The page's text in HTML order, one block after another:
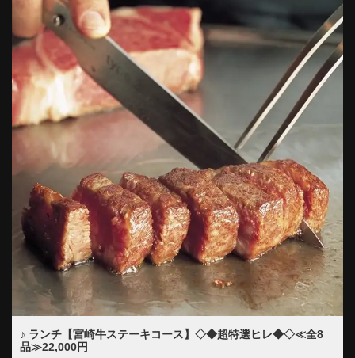
♪ ランチ【宮崎牛ステーキコース】◇◆超特選ヒレ◆◇≪全8
品≫22,000円
お店情報をコピー